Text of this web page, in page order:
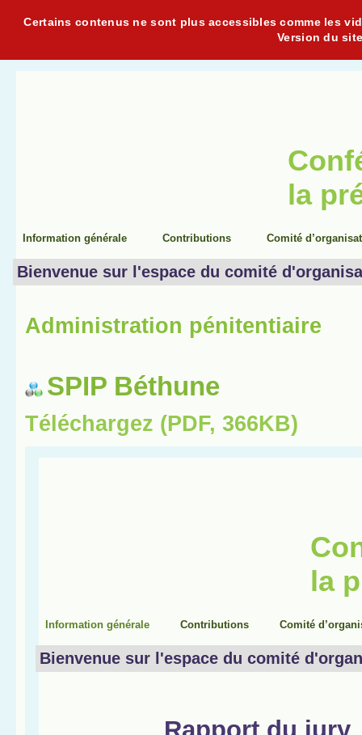
Certains contenus ne sont plus accessibles comme les
Version du
la
Information générale Contributions Comité
Bienvenue sur l'espace du comité
Administration pénitentiaire
SPIP Béthune
Téléchargez (PDF, 366KB)